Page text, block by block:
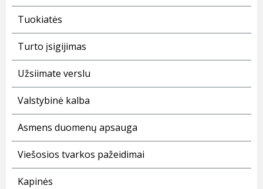
Tuokiatės
Turto įsigijimas
Užsiimate verslu
Valstybinė kalba
Asmens duomenų apsauga
Viešosios tvarkos pažeidimai
Kapinės